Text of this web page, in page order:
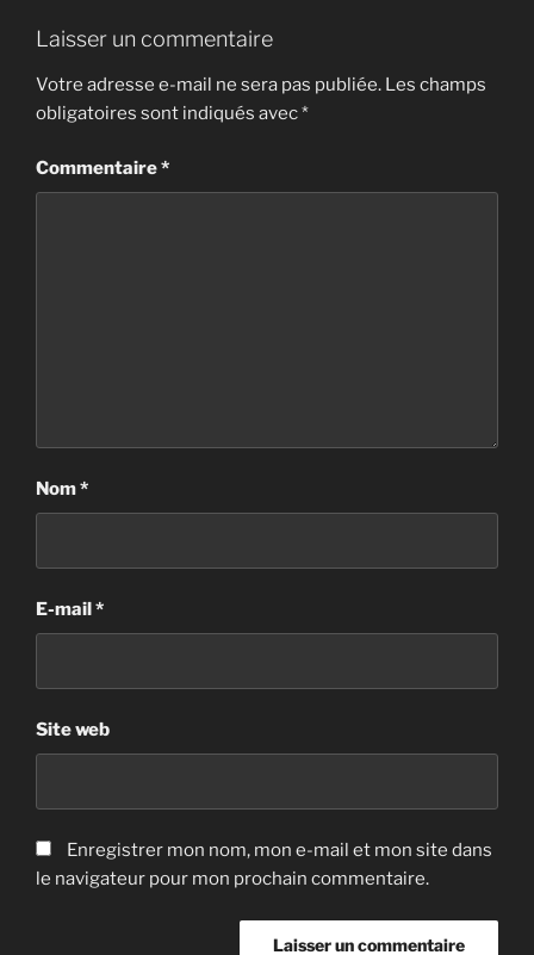
Laisser un commentaire
Votre adresse e-mail ne sera pas publiée. Les champs
obligatoires sont indiqués avec*
Commentaire*
Nom*
E-mail*
Site web
Enregistrer mon nom, mon e-mail et mon site dans
le navigateur pour mon prochain commentaire.